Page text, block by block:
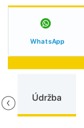
WhatsApp
Údržba